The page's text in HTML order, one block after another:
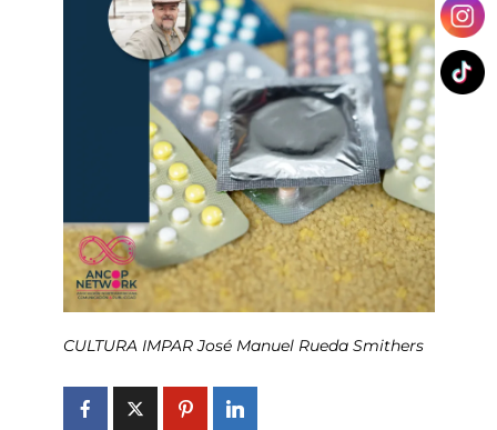
CULTURA IMPAR José Manuel Rueda Smithers